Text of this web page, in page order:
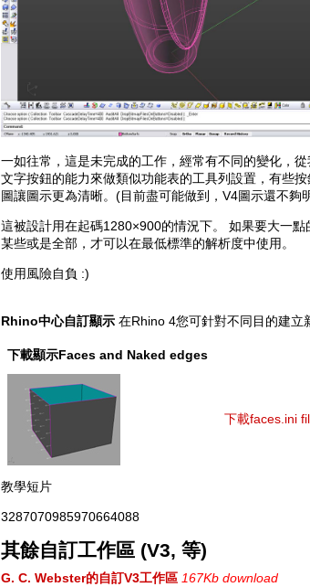
一如往常，這是未完成的工作，經常有不同的變化，
文字按鈕的能力來做類似功能表的工具列設置，有些
圖讓圖示更為清晰。(目前盡可能做到，V4圖示還不夠
這被設計用在起碼1280×900的情況下。 如果要大一
某些或是全部，才可以在最低標準的解析度中使用。
使用風險自負 :)
Rhino中心自訂顯示 在Rhino 4您可針對不同目的建立
下載顯示Faces and Naked edges
下載faces.ini
教學短片
3287070985970664088
其餘自訂工作區 (V3, 等)
G. C. Webster的自訂V3工作區 167Kb download